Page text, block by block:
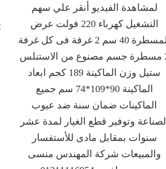
لمشاهدة الفيديو أنقر علي سهم
التشغيل كهرباء 220 فولت عرض
المسطرة 40 سم 2 غرفة فى كل غرفة
2 مسطرة جسم مصنوع من الاستنلس
ستيل وزن الماكينة 189 كجم ابعاد
الماكينة 90*109*74 سم جميع
الماكينات ضمان سنة ضد عيوب
الصناعة وتوفير قطع الغيار لمدة عشر
سنوات بمقابل مادى للأستفسار
والمبيعات شركة المهندس منسى